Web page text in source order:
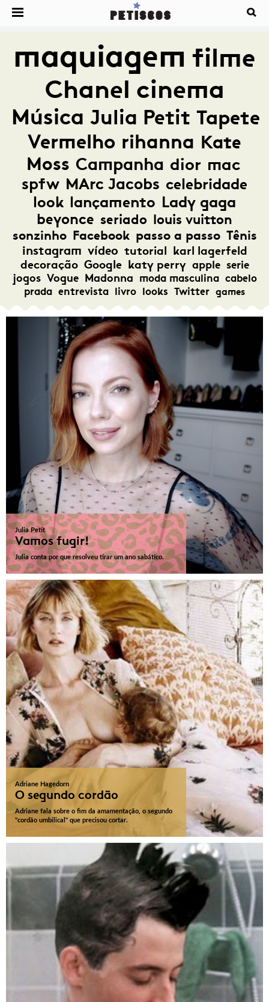
maquiagem filme
Chanel cinema
Música Julia Petit Tapete
Vermelho rihanna Kate
Moss Campanha dior mac
spfw MArc Jacobs celebridade
look lançamento Lady gaga
beyonce seriado louis vuitton
sonzinho Facebook passo a passo Tênis
instagram vídeo tutorial karl lagerfeld
decoração Google katy perry apple serie
jogos Vogue Madonna moda masculina cabelo
prada entrevista livro looks Twitter games
Julia Petit
Vamos fugir!
Julia conta por que resolveu tirar um ano sabático.
Adriane Hagedorn
O segundo cordão
Adriane fala sobre o fim da amamentação, o segundo
"cordão umbilical" que precisou cortar.